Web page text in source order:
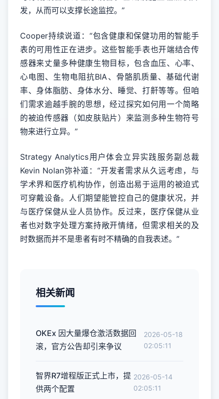
发，从而可以支撑长途监控。”
Cooper持续说道：“包含健康和保健功用的智能手
表的可用性正在进步。这些智能手表也开端结合传
感器来丈量多种健康生物目标，包含血压、心率、
心电图、生物电阻抗BIA、骨骼肌质量、基础代谢
率、身体脂肪、身体水分、睡觉、打鼾等等。但咱
们需求逾越手腕的思想，经过探究如何用一个简略
的被迫传感器（如皮肤贴片）来监测多种生物符号
物来进行立异。”
Strategy Analytics用户体会立异实践服务副总裁
Kevin Nolan弥补道：“开发者需求从久远考虑，与
学术界和医疗机构协作，创造出易于运用的被迫式
可穿戴设备。人们期望能管控自己的健康状况，并
与医疗保健从业人员协作。反过来，医疗保健从业
者也对数字处理方案持敞开情绪，但需求相关的及
时数据而并不是患者有时不精确的自我表述。”
相关新闻
OKEx 因大量爆仓激活数据回
滚，官方公告却引来争议
2026-05-18
02:05:11
智界R7增程版正式上市，提
供两个配置
2026-05-14
02:05:11